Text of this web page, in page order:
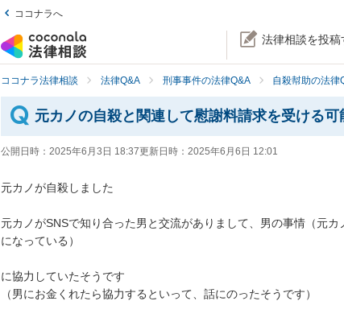
ココナラへ
法律相談を投稿
ココナラ法律相談 法律Q&A 刑事事件の法律Q&A 自殺幇助の法律
元カノの自殺と関連して慰謝料請求を受ける可
公開日時： 2025年6月3日 18:37更新日時： 2025年6月6日 12:01
元カノが自殺しました
元カノがSNSで知り合った男と交流がありまして、男の事情（元
になっている）
に協力していたそうです
（男にお金くれたら協力するといって、話にのったそうです）